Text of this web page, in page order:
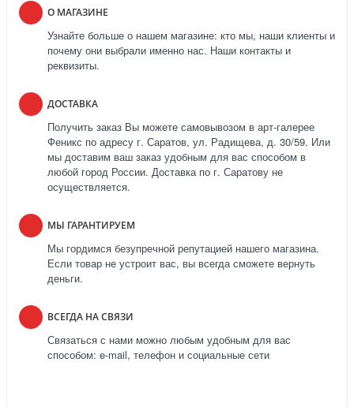
О МАГАЗИНЕ
Узнайте больше о нашем магазине: кто мы, наши клиенты и
почему они выбрали именно нас. Наши контакты и
реквизиты.
ДОСТАВКА
Получить заказ Вы можете самовывозом в арт-галерее
Феникс по адресу г. Саратов, ул. Радищева, д. 30/59. Или
мы доставим ваш заказ удобным для вас способом в
любой город России. Доставка по г. Саратову не
осуществляется.
МЫ ГАРАНТИРУЕМ
Мы гордимся безупречной репутацией нашего магазина.
Если товар не устроит вас, вы всегда сможете вернуть
деньги.
ВСЕГДА НА СВЯЗИ
Связаться с нами можно любым удобным для вас
способом: e-mail, телефон и социальные сети